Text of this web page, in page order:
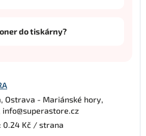
do tiskárny?
Ostrava - Mariánské hory,
info@superastore.cz
0.24 Kč / strana